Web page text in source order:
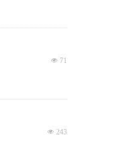
넶 71
넶 243